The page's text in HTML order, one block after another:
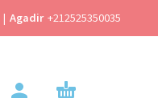
| Agadir +212525350035